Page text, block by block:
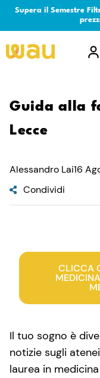
Supera il Semestre
×
Guida alla
Lecce
Alessandro Lai16
Condividi
CLICCA
Il tuo sogno è
notizie sugli
laurea in